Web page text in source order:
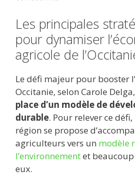
Les principales
pour dynamiser
agricole de
Le défi majeur pour booster
Occitanie, selon Carole
place d’un modèle de
durable. Pour relever ce
région se propose
agriculteurs vers un modèle
l’environnementet
eux.